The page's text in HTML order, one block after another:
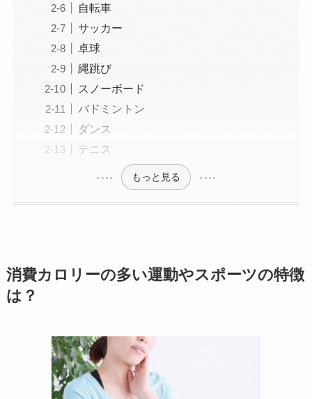
自転車
サッカー
卓球
縄跳び
スノーボード
バドミントン
ダンス
テニス
もっと見る
消費カロリーの多い運動やスポーツの特徴
は？